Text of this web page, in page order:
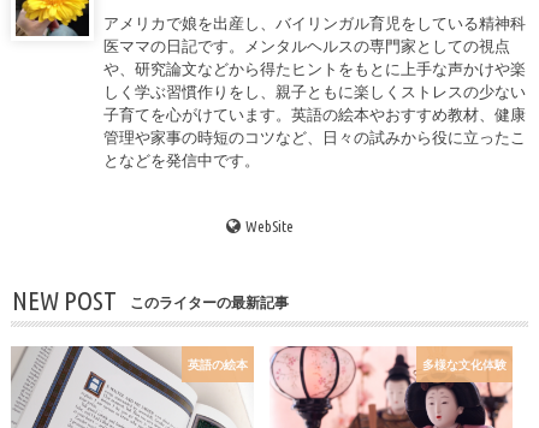
アメリカで娘を出産し、バイリンガル育児をしている精神科
医ママの日記です。メンタルヘルスの専門家としての視点
や、研究論文などから得たヒントをもとに上手な声かけや楽
しく学ぶ習慣作りをし、親子ともに楽しくストレスの少ない
子育てを心がけています。英語の絵本やおすすめ教材、健康
管理や家事の時短のコツなど、日々の試みから役に立ったこ
となどを発信中です。
WebSite
NEW POST このライターの最新記事
英語の絵本 多様な文化体験